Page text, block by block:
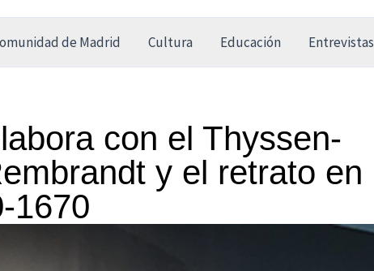
de Madrid Cultura Educación Entrevistas
con el Thyssen-
y el retrato en
1670